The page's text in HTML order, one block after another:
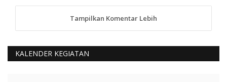
anggy (anakkaos@gmail.com)
Kami perantu bisa baca langsung terkait Pilkada Sumba
5 tahun Yang lalu
Tampilkan Komentar Lebih
KALENDER KEGIATAN